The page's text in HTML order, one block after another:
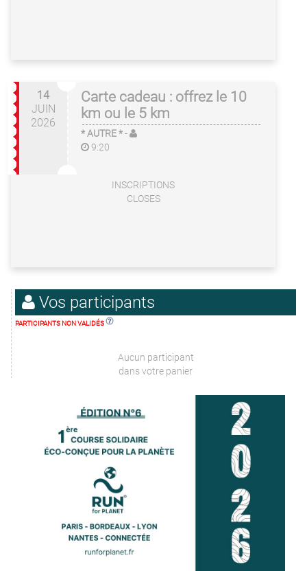
14
JUIN
2026
Carte cadeau : offrez le 10
km ou le 5 km
* AUTRE *-
9:20
INSCRIPTIONS
CLOSES
Vos participants
PARTICIPANTS NON VALIDÉS
Aucun participant
dans votre panier